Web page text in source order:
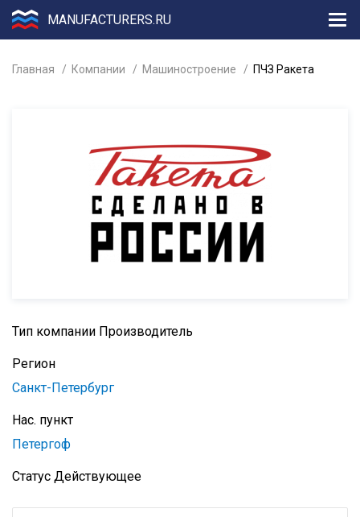
MANUFACTURERS.RU
Главная Компании Машиностроение ПЧЗ Ракета
Тип компании Производитель
Регион
Санкт-Петербург
Нас. пункт
Петергоф
Статус Действующее